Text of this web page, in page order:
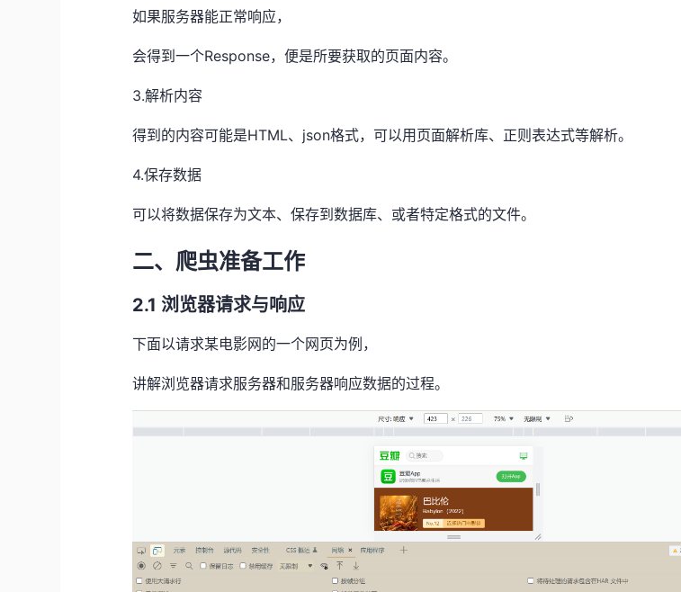
如果服务器能正常响应，
会得到一个Response，便是所要获取的页面内容。
3.解析内容
得到的内容可能是HTML、json格式，可以用页面解析库、正则表达式等解析。
4.保存数据
可以将数据保存为文本、保存到数据库、或者特定格式的文件。
二、爬虫准备工作
2.1 浏览器请求与响应
下面以请求某电影网的一个网页为例，
讲解浏览器请求服务器和服务器响应数据的过程。